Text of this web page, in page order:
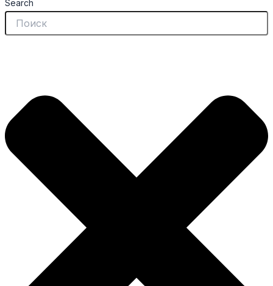
Search